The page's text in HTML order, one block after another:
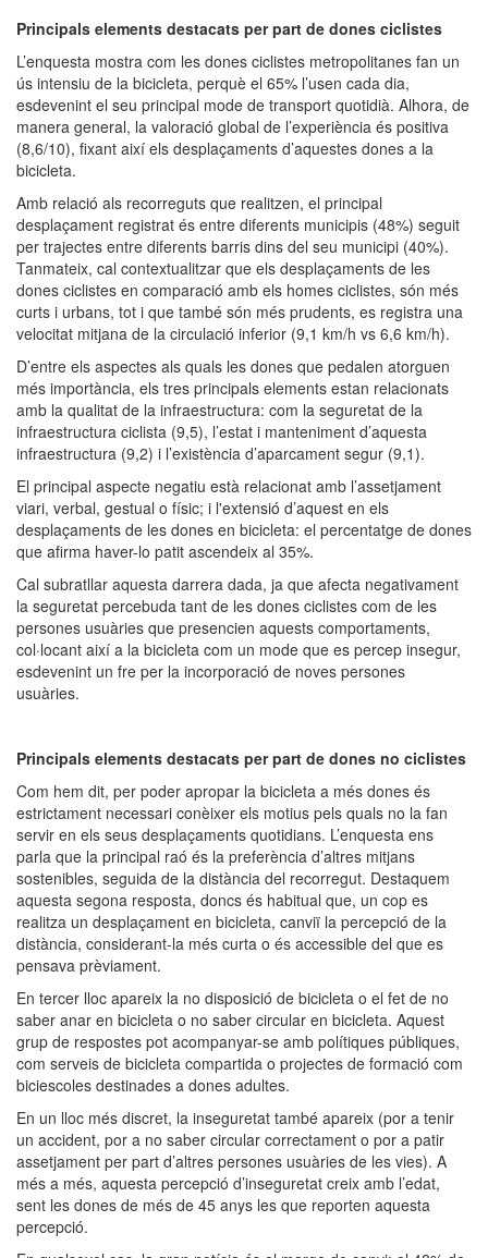
Principals elements destacats per part de dones ciclistes
L’enquesta mostra com les dones ciclistes metropolitanes fan un
ús intensiu de la bicicleta, perquè el 65% l’usen cada dia,
esdevenint el seu principal mode de transport quotidià. Alhora, de
manera general, la valoració global de l’experiència és positiva
(8,6/10), fixant així els desplaçaments d’aquestes dones a la
bicicleta.
Amb relació als recorreguts que realitzen, el principal
desplaçament registrat és entre diferents municipis (48%) seguit
per trajectes entre diferents barris dins del seu municipi (40%).
Tanmateix, cal contextualitzar que els desplaçaments de les
dones ciclistes en comparació amb els homes ciclistes, són més
curts i urbans, tot i que també són més prudents, es registra una
velocitat mitjana de la circulació inferior (9,1 km/h vs 6,6 km/h).
D’entre els aspectes als quals les dones que pedalen atorguen
més importància, els tres principals elements estan relacionats
amb la qualitat de la infraestructura: com la seguretat de la
infraestructura ciclista (9,5), l’estat i manteniment d’aquesta
infraestructura (9,2) i l’existència d’aparcament segur (9,1).
El principal aspecte negatiu està relacionat amb l’assetjament
viari, verbal, gestual o físic; i l'extensió d’aquest en els
desplaçaments de les dones en bicicleta: el percentatge de dones
que afirma haver-lo patit ascendeix al 35%.
Cal subratllar aquesta darrera dada, ja que afecta negativament
la seguretat percebuda tant de les dones ciclistes com de les
persones usuàries que presencien aquests comportaments,
col·locant així a la bicicleta com un mode que es percep insegur,
esdevenint un fre per la incorporació de noves persones
usuàries.
Principals elements destacats per part de dones no ciclistes
Com hem dit, per poder apropar la bicicleta a més dones és
estrictament necessari conèixer els motius pels quals no la fan
servir en els seus desplaçaments quotidians. L’enquesta ens
parla que la principal raó és la preferència d’altres mitjans
sostenibles, seguida de la distància del recorregut. Destaquem
aquesta segona resposta, doncs és habitual que, un cop es
realitza un desplaçament en bicicleta, canviï la percepció de la
distància, considerant-la més curta o és accessible del que es
pensava prèviament.
En tercer lloc apareix la no disposició de bicicleta o el fet de no
saber anar en bicicleta o no saber circular en bicicleta. Aquest
grup de respostes pot acompanyar-se amb polítiques públiques,
com serveis de bicicleta compartida o projectes de formació com
biciescoles destinades a dones adultes.
En un lloc més discret, la inseguretat també apareix (por a tenir
un accident, por a no saber circular correctament o por a patir
assetjament per part d’altres persones usuàries de les vies). A
més a més, aquesta percepció d’inseguretat creix amb l’edat,
sent les dones de més de 45 anys les que reporten aquesta
percepció.